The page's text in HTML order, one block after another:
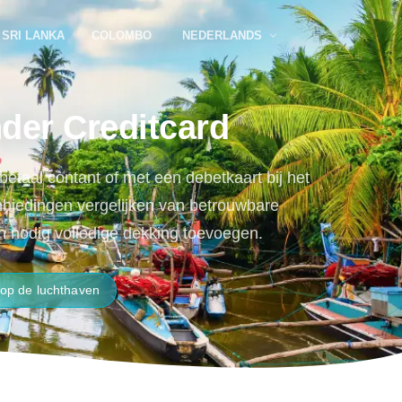
SRI LANKA COLOMBO NEDERLANDS
Creditcard
contant of met een debetkaart bij het
vergelijken van betrouwbare
nodig volledige dekking toevoegen.
de luchthaven